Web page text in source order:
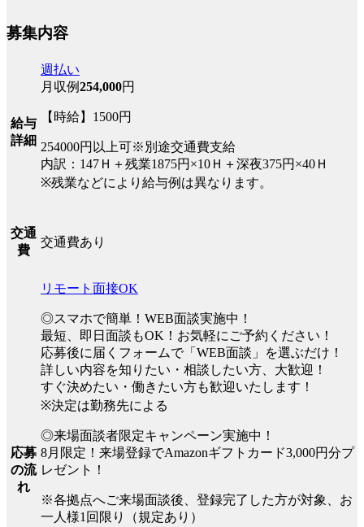
募集内容
給与
詳細
週払い
月収例254,000円
【時給】1500円
254000円以上可※別途交通費支給
内訳：147Ｈ＋残業1875円×10Ｈ＋深夜375円×40Ｈ
※残業などにより給与例は異なります。
交通
費
交通費あり
応募
の流
れ
リモート面接OK
◎スマホで簡単！WEB面談実施中！
最短、即日面談もOK！お気軽にご予約ください！
応募後に届くフォームで「WEB面談」を選ぶだけ！
詳しい内容を知りたい・相談したい方、大歓迎！
すぐ決めたい・働きたい方も歓迎いたします！
※決定は勤務先による
◎来場面談者限定キャンペーン実施中！
8月限定！来場登録でAmazonギフトカード3,000円分プ
レゼント！
※各拠点へご来場面談後、登録完了した方が対象、お
一人様1回限り（規定あり）